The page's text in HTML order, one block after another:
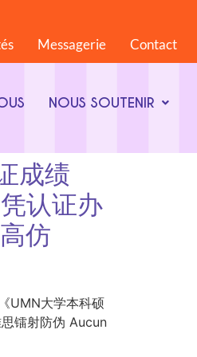
Messagerie Contact
NOUS SOUTENIR
成绩
认证办
仿
UMN大学本科硕
镭射防伪 Aucun